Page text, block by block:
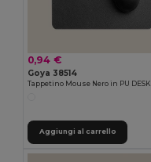
0,94 €
Goya 38514
Tappetino Mouse Nero in PU DESK
Aggiungi al carrello